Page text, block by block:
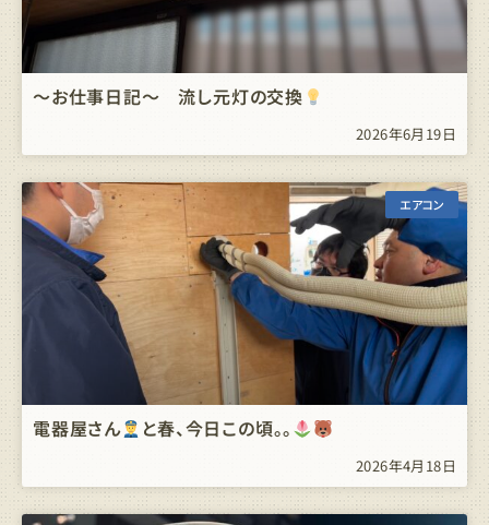
～お仕事日記～ 流し元灯の交換
2026年6月19日
エアコン
電器屋さん と春、今日この頃。。
2026年4月18日